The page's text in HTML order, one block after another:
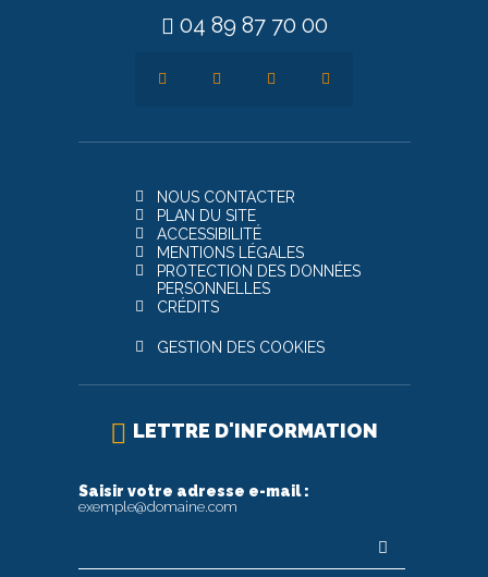
04 89 87 70 00
NOUS CONTACTER
PLAN DU SITE
ACCESSIBILITÉ
MENTIONS LÉGALES
PROTECTION DES DONNÉES
PERSONNELLES
CRÉDITS
GESTION DES COOKIES
LETTRE D'INFORMATION
Saisir votre adresse e-mail :
exemple@domaine.com